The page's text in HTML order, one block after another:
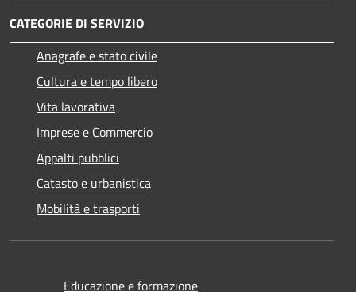
CATEGORIE DI SERVIZIO
Anagrafe e stato civile
Cultura e tempo libero
Vita lavorativa
Imprese e Commercio
Appalti pubblici
Catasto e urbanistica
Mobilità e trasporti
Educazione e formazione